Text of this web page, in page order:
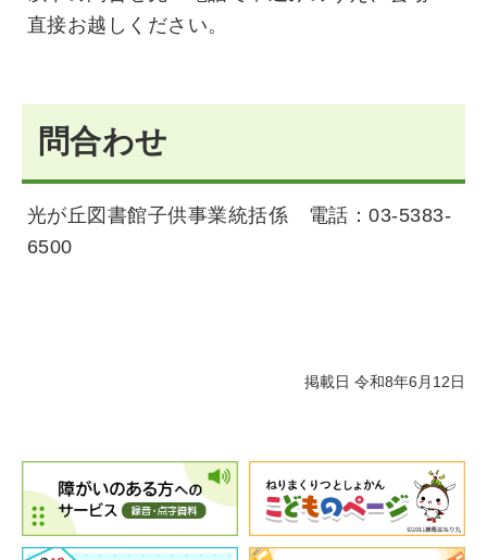
直接お越しください。
問合わせ
光が丘図書館子供事業統括係 電話：03-5383-
6500
掲載日 令和8年6月12日